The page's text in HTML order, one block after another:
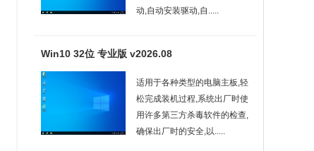
动,自动安装驱动,自.....
Win10 32位 专业版 v2026.08
适用于各种类型的电脑主板,轻
松完成装机过程,系统出厂时使
用许多第三方杀毒软件的检查,
确保出厂时的安全,以.....